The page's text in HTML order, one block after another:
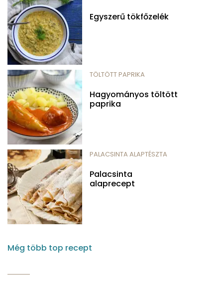
Egyszerű tökfőzelék
TÖLTÖTT PAPRIKA
Hagyományos töltött
paprika
PALACSINTA ALAPTÉSZTA
Palacsinta
alaprecept
Még több top recept